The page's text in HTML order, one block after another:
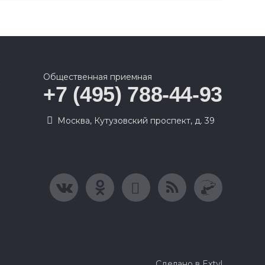
Общественная приемная
+7 (495) 788-44-93
Москва, Кутузовский проспект, д. 39